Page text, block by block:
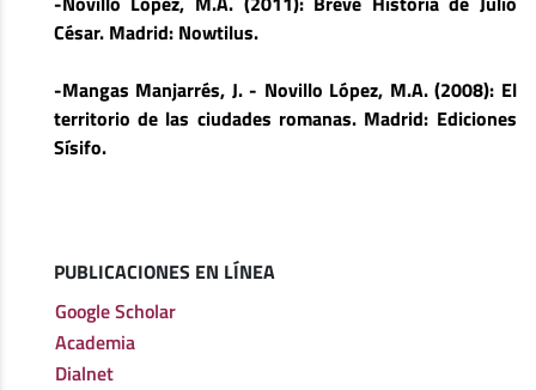
César. Madrid: Nowtilus.
-Mangas Manjarrés, J. - Novillo López, M.A. (2008): El
territorio de las ciudades romanas. Madrid: Ediciones
Sísifo.
PUBLICACIONES EN LÍNEA
Google Scholar
Academia
Dialnet